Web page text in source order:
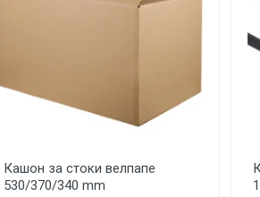
Кашон за стоки велпапе
530/370/340 mm